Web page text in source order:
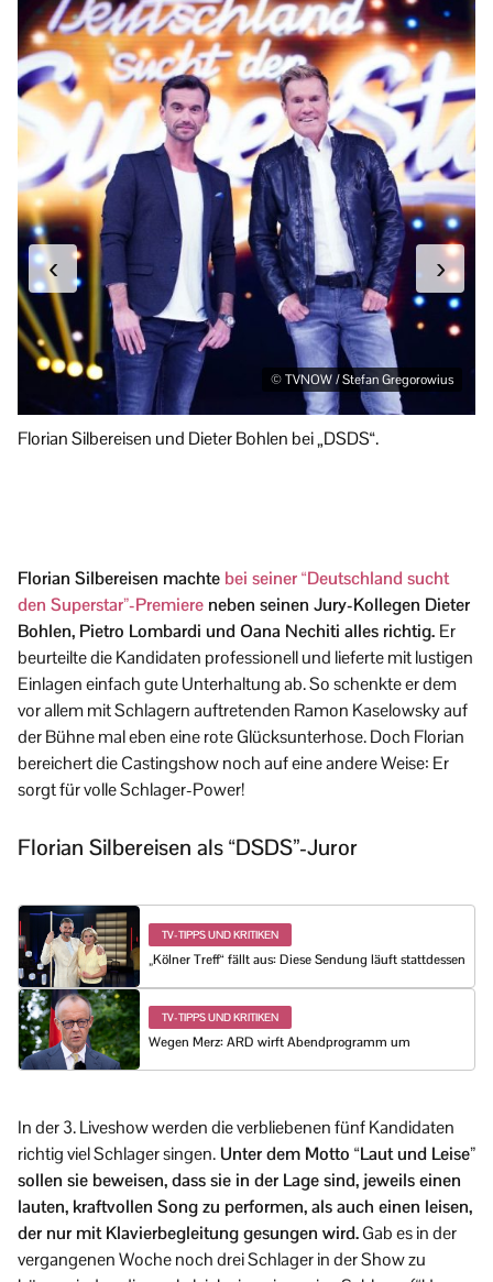
‹
Florian Silbereisen und Dieter Bohlen bei „DSDS“.
© TVNOW / Stefan Gregorowius
›
Florian Silbereisen machte bei seiner “Deutschland sucht
den Superstar”-Premiere neben seinen Jury-Kollegen Dieter
Bohlen, Pietro Lombardi und Oana Nechiti alles richtig. Er
beurteilte die Kandidaten professionell und lieferte mit lustigen
Einlagen einfach gute Unterhaltung ab. So schenkte er dem
vor allem mit Schlagern auftretenden Ramon Kaselowsky auf
der Bühne mal eben eine rote Glücksunterhose. Doch Florian
bereichert die Castingshow noch auf eine andere Weise: Er
sorgt für volle Schlager-Power!
Florian Silbereisen als “DSDS”-Juror
TV-TIPPS UND KRITIKEN
„Kölner Treff“ fällt aus: Diese Sendung läuft stattdessen
TV-TIPPS UND KRITIKEN
Wegen Merz: ARD wirft Abendprogramm um
In der 3. Liveshow werden die verbliebenen fünf Kandidaten
richtig viel Schlager singen. Unter dem Motto “Laut und Leise”
sollen sie beweisen, dass sie in der Lage sind, jeweils einen
lauten, kraftvollen Song zu performen, als auch einen leisen,
der nur mit Klavierbegleitung gesungen wird.Gab es in der
vergangenen Woche noch drei Schlager in der Show zu